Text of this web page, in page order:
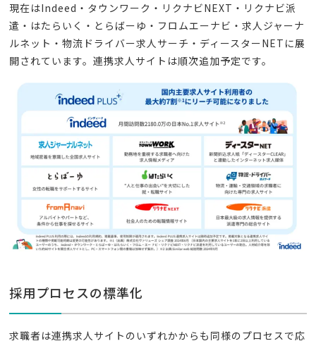
現在はIndeed・タウンワーク・リクナビNEXT・リクナビ派
遣・はたらいく・とらばーゆ・フロムエーナビ・求人ジャーナ
ルネット・物流ドライバー求人サーチ・ディースターNETに展
開されています。連携求人サイトは順次追加予定です。
採用プロセスの標準化
求職者は連携求人サイトのいずれかからも同様のプロセスで応